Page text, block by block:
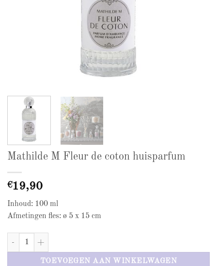
Mathilde M Fleur de coton huisparfum
€19,90
Inhoud: 100 ml
Afmetingen fles: ø 5 x 15 cm
Mathilde M Fleur de coton huisparfum aantal
TOEVOEGEN AAN WINKELWAGEN